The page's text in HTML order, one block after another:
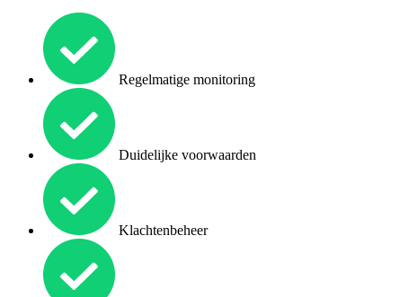
Regelmatige monitoring
Duidelijke voorwaarden
Klachtenbeheer